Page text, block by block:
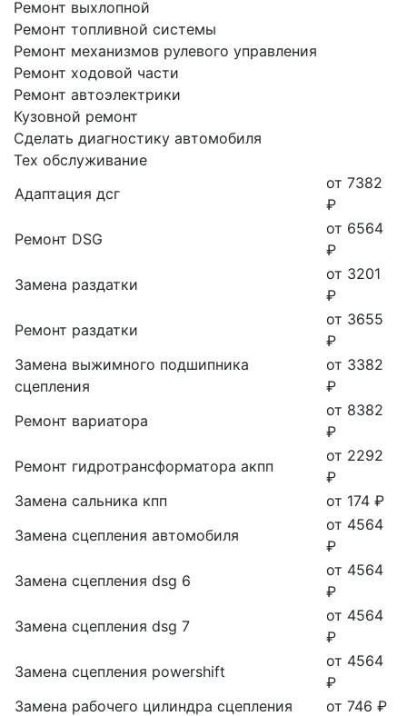
Ремонт выхлопной
Ремонт топливной системы
Ремонт механизмов рулевого управления
Ремонт ходовой части
Ремонт автоэлектрики
Кузовной ремонт
Сделать диагностику автомобиля
Тех обслуживание
Адаптация дсг
от 7382
₽
Ремонт DSG
от 6564
₽
Замена раздатки
от 3201
₽
Ремонт раздатки
от 3655
₽
Замена выжимного подшипника
сцепления
от 3382
₽
Ремонт вариатора
от 8382
₽
Ремонт гидротрансформатора акпп
от 2292
₽
Замена сальника кпп
от 174 ₽
Замена сцепления автомобиля
от 4564
₽
Замена сцепления dsg 6
от 4564
₽
Замена сцепления dsg 7
от 4564
₽
Замена сцепления powershift
от 4564
₽
Замена рабочего цилиндра сцепления
от 746 ₽